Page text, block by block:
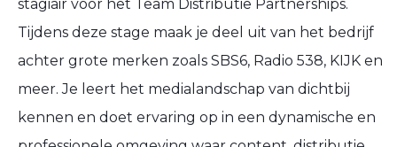
stagiair voor het Team Distributie Partnerships.
Tijdens deze stage maak je deel uit van het bedrijf
achter grote merken zoals SBS6, Radio 538, KIJK en
meer. Je leert het medialandschap van dichtbij
kennen en doet ervaring op in een dynamische en